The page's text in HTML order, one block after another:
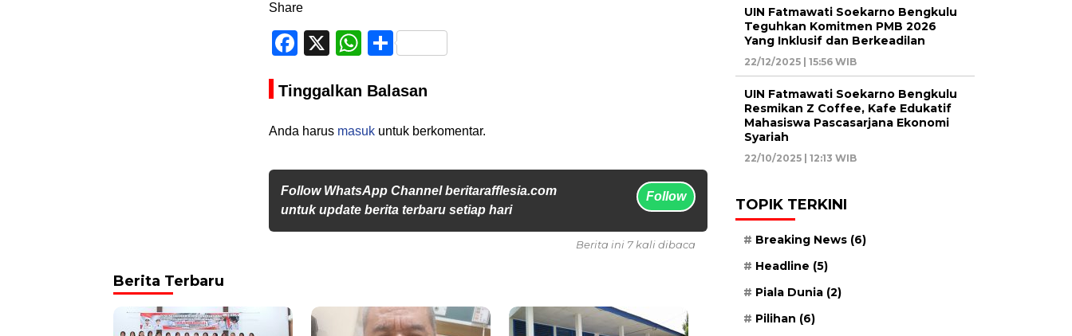
Share
Facebook
X WhatsApp
Share
Tinggalkan Balasan
Anda harus masuk untuk berkomentar.
Follow WhatsApp Channel beritarafflesia.com
untuk update berita terbaru setiap hari
Follow
Berita ini 7 kali dibaca
Berita Terbaru
UIN Fatmawati Soekarno Bengkulu
Teguhkan Komitmen PMB 2026
Yang Inklusif dan Berkeadilan
22/12/2025 | 15:56 WIB
UIN Fatmawati Soekarno Bengkulu
Resmikan Z Coffee, Kafe Edukatif
Mahasiswa Pascasarjana Ekonomi
Syariah
22/10/2025 | 12:13 WIB
TOPIK TERKINI
Breaking News (6)
Headline (5)
Piala Dunia (2)
Pilihan (6)